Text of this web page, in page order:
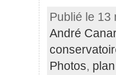
Publié le
André
Photos,